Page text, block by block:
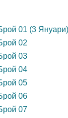
01 (3 Януари)
02
03
04
05
06
07